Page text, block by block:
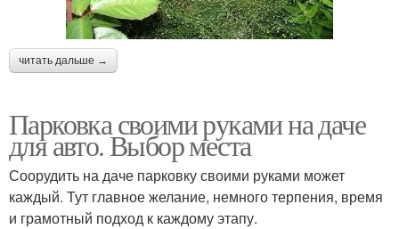
читать дальше →
Парковка своими руками на даче
для авто. Выбор места
Соорудить на даче парковку своими руками может
каждый. Тут главное желание, немного терпения, время
и грамотный подход к каждому этапу.